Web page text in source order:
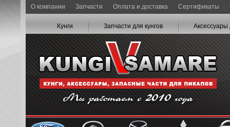
О компании Запчасти Оплата и доставка Сертификаты
Кунги Запчасти для кунгов Аксессуары